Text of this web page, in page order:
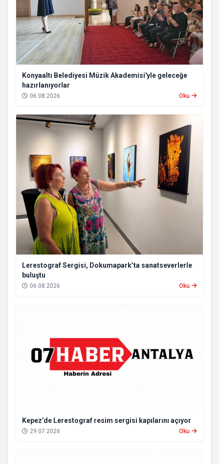
Konyaaltı Belediyesi Müzik Akademisi'yle geleceğe
hazırlanıyorlar
06.08.2026 Oku
Lerestograf Sergisi, Dokumapark’ta sanatseverlerle
buluştu
06.08.2026 Oku
Kepez’de Lerestograf resim sergisi kapılarını açıyor
29.07.2026 Oku